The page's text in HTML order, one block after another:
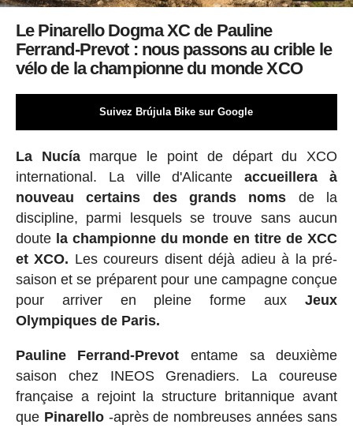
Le Pinarello Dogma XC de Pauline
Ferrand-Prevot : nous passons au crible le
vélo de la championne du monde XCO
Suivez Brújula Bike sur Google
La Nucíamarque le point de départ du XCO
international. La ville d'Alicanteaccueillera à
nouveau certains des grands noms de la
discipline, parmi lesquels se trouve sans aucun
doute la championne du monde en titre de XCC
et XCO. Les coureurs disent déjà adieu à la pré-
saison et se préparent pour une campagne conçue
pour arriver en pleine forme auxJeux
Olympiques de Paris.
Pauline Ferrand-Prevot entame sa deuxième
saison chez INEOS Grenadiers. La coureuse
française a rejoint la structure britannique avant
que Pinarello-après de nombreuses années sans